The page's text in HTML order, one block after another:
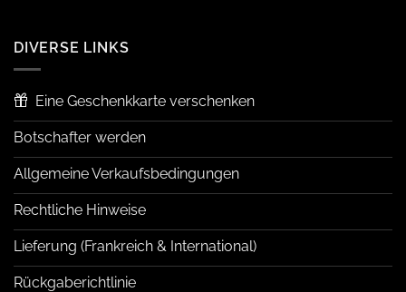
DIVERSE LINKS
Eine Geschenkkarte verschenken
Botschafter werden
Allgemeine Verkaufsbedingungen
Rechtliche Hinweise
Lieferung (Frankreich & International)
Rückgaberichtlinie